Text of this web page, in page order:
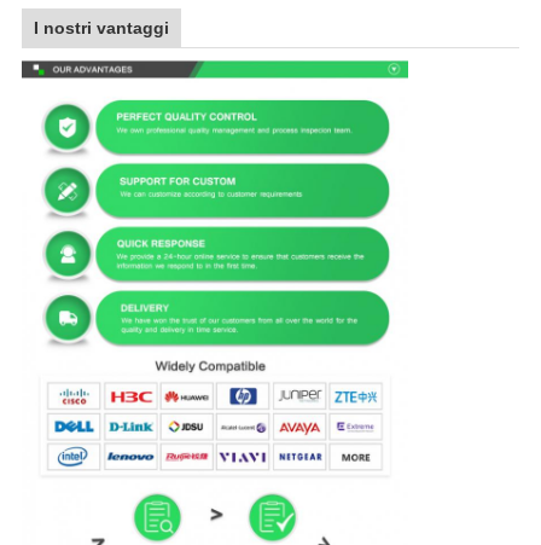
I nostri vantaggi